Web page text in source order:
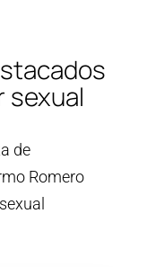
sexual
de
Romero